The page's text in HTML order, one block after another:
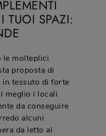
TUOI SPAZI:
le molteplici
proposta di
in tessuto di forte
meglio i locali
da conseguire
alcuni
da letto al